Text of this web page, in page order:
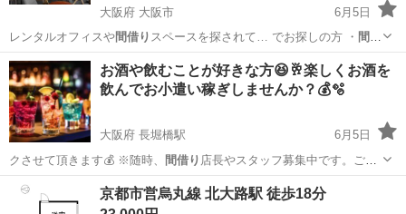
大阪府 大阪市
6月5日
レンタルオフィスや間借り スペースを探されて… でお探しの方 ・ 間借
りされる場合はご自身…
大阪 大阪市 レンタルオフィス 徒歩
お酒や飲むことが好きな方😆🥂楽しくお酒を
飲んでお小遣い稼ぎしませんか？💰🫧
大阪府 長堀橋駅
6月5日
クさせて頂きます💰 ※随時、
間借り 店長やスタッフ募集中です。ご自
身が接客…
大阪 長堀橋駅 レンタルオフィス 貸切
京都市営烏丸線 北大路駅 徒歩18分